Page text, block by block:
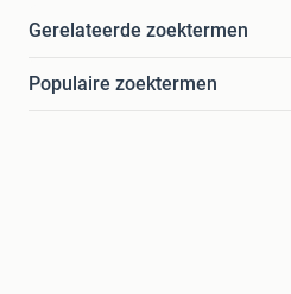
Gerelateerde zoektermen
Populaire zoektermen